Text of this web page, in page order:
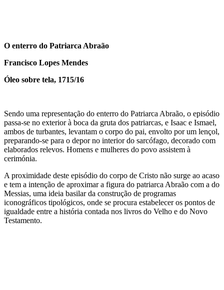
O enterro do Patriarca Abraão
Francisco Lopes Mendes
Óleo sobre tela, 1715/16
Sendo uma representação do enterro do Patriarca Abraão, o episódio
passa-se no exterior à boca da gruta dos patriarcas, e Isaac e Ismael,
ambos de turbantes, levantam o corpo do pai, envolto por um lençol,
preparando-se para o depor no interior do sarcófago, decorado com
elaborados relevos. Homens e mulheres do povo assistem à
cerimónia.
A proximidade deste episódio do corpo de Cristo não surge ao acaso
e tem a intenção de aproximar a figura do patriarca Abraão com a do
Messias, uma ideia basilar da construção de programas
iconográficos tipológicos, onde se procura estabelecer os pontos de
igualdade entre a história contada nos livros do Velho e do Novo
Testamento.